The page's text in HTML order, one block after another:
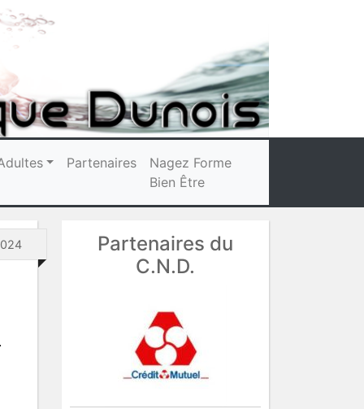
Partenaires
Nagez Forme
Bien Être
Partenaires du
C.N.D.